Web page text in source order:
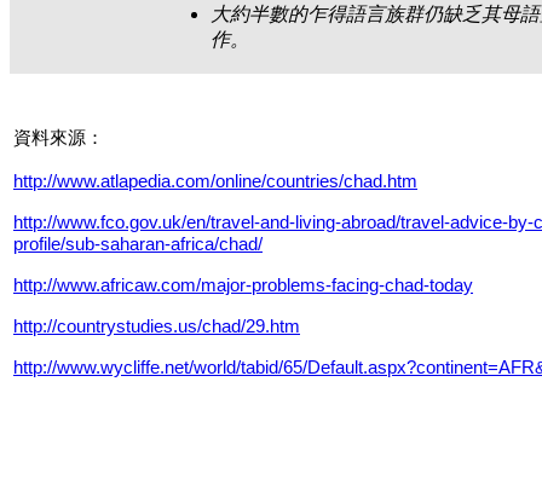
大約半數的乍得語言族群仍缺乏其母
作。
資料來源：
http://www.atlapedia.com/online/countries/chad.htm
http://www.fco.gov.uk/en/travel-and-living-abroad/travel-advice-by-
profile/sub-saharan-africa/chad/
http://www.africaw.com/major-problems-facing-chad-today
http://countrystudies.us/chad/29.htm
http://www.wycliffe.net/world/tabid/65/